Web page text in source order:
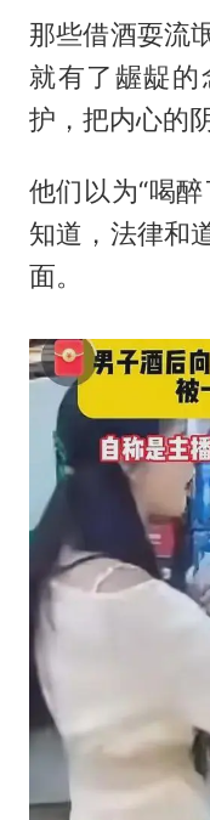
那些借酒耍流
就有了龌龊
护，把内心的
他们以为“喝
知道，法律和
面。